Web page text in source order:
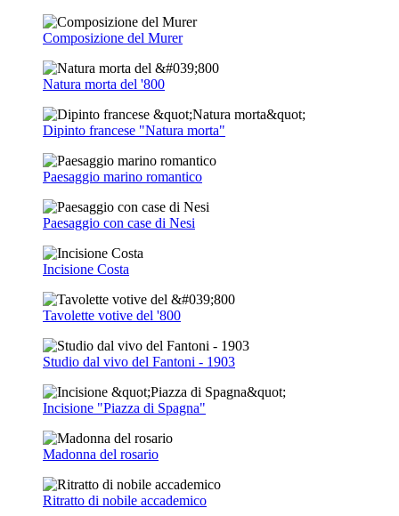
Composizione del Murer
Natura morta del '800
Dipinto francese "Natura morta"
Paesaggio marino romantico
Paesaggio con case di Nesi
Incisione Costa
Tavolette votive del '800
Studio dal vivo del Fantoni - 1903
Incisione "Piazza di Spagna"
Madonna del rosario
Ritratto di nobile accademico